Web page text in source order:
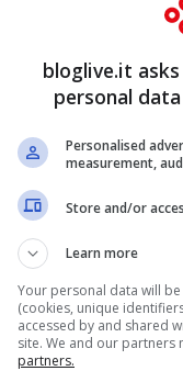
tavolozza di
regalare a
“pop-
di Delfina
bloglive.it
personal
Personalised
measurement,
Store and/or
Learn more
Your personal data will
(cookies, unique
accessed by and shared
site. We and our partners
partners.